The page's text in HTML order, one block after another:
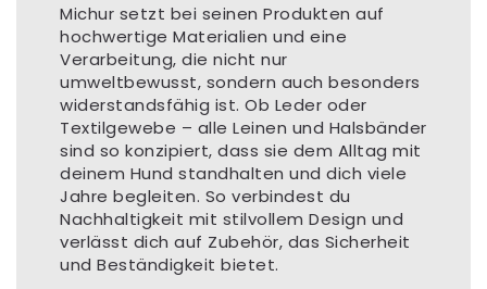
Michur setzt bei seinen Produkten auf
hochwertige Materialien und eine
Verarbeitung, die nicht nur
umweltbewusst, sondern auch besonders
widerstandsfähig ist. Ob Leder oder
Textilgewebe – alle Leinen und Halsbänder
sind so konzipiert, dass sie dem Alltag mit
deinem Hund standhalten und dich viele
Jahre begleiten. So verbindest du
Nachhaltigkeit mit stilvollem Design und
verlässt dich auf Zubehör, das Sicherheit
und Beständigkeit bietet.